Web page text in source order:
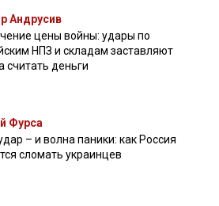
Андрусив
цены войны: удары по
НПЗ и складам заставляют
считать деньги
Фурса
– и волна паники: как Россия
сломать украинцев